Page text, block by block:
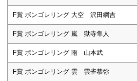
F賞 ボンゴレリング 大空 沢田綱吉
F賞 ボンゴレリング 嵐 獄寺隼人
F賞 ボンゴレリング 雨 山本武
F賞 ボンゴレリング 雲 雲雀恭弥